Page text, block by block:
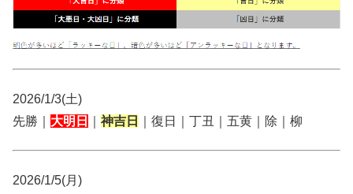
2026/1/3(土)
先勝｜ 大明日 神吉日 ｜復日｜丁丑｜五黄｜除｜柳
2026/1/5(月)